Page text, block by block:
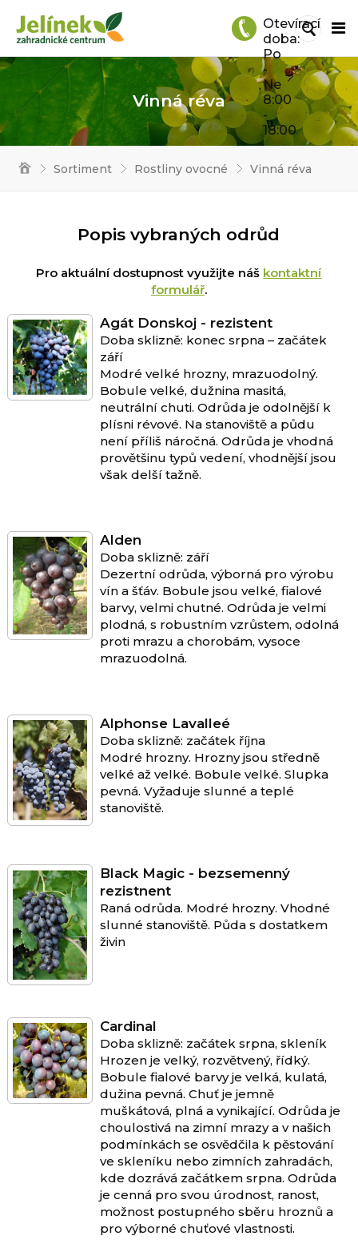
Otevírací
doba:
Po
-
Ne
8:00
-
18:00
Vinná réva
Sortiment Rostliny ovocné Vinná réva
Popis vybraných odrůd
Pro aktuální dostupnost využijte náš kontaktní
formulář.
Agát Donskoj - rezistent
Doba sklizně: konec srpna – začátek
září
Modré velké hrozny, mrazuodolný.
Bobule velké, dužnina masitá,
neutrální chuti. Odrůda je odolnější k
plísni révové. Na stanoviště a půdu
není příliš náročná. Odrůda je vhodná
provětšinu typů vedení, vhodnější jsou
však delší tažně.
Alden
Doba sklizně: září
Dezertní odrůda, výborná pro výrobu
vín a šťáv. Bobule jsou velké, fialové
barvy, velmi chutné. Odrůda je velmi
plodná, s robustním vzrůstem, odolná
proti mrazu a chorobám, vysoce
mrazuodolná.
Alphonse Lavalleé
Doba sklizně: začátek října
Modré hrozny. Hrozny jsou středně
velké až velké. Bobule velké. Slupka
pevná. Vyžaduje slunné a teplé
stanoviště.
Black Magic - bezsemenný
rezistnent
Raná odrůda. Modré hrozny. Vhodné
slunné stanoviště. Půda s dostatkem
živin
Cardinal
Doba sklizně: začátek srpna, skleník
Hrozen je velký, rozvětvený, řídký.
Bobule fialové barvy je velká, kulatá,
dužina pevná. Chuť je jemně
muškátová, plná a vynikající. Odrůda je
choulostivá na zimní mrazy a v našich
podmínkách se osvědčila k pěstování
ve skleníku nebo zimních zahradách,
kde dozrává začátkem srpna. Odrůda
je cenná pro svou úrodnost, ranost,
možnost postupného sběru hroznů a
pro výborné chuťové vlastnosti.